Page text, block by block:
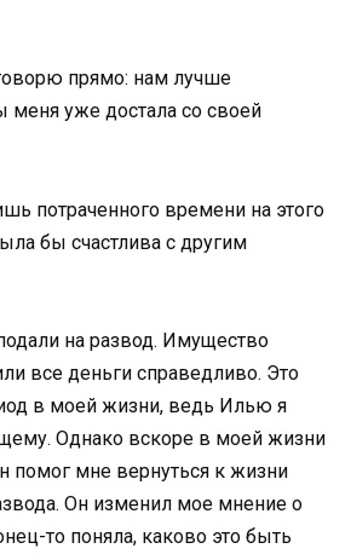
прямо: нам лучше
меня уже достала со своей
потраченного времени на этого
бы счастлива с другим
на развод. Имущество
все деньги справедливо. Это
в моей жизни, ведь Илью я
Однако вскоре в моей жизни
помог мне вернуться к жизни
Он изменил мое мнение о
то поняла, каково это быть